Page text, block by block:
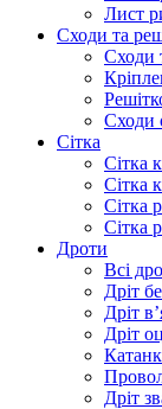
Лист
Сходи та
Сходи
Сходи
Сітка
Сітка
Сітка
Сітка
Сітка
Дроти
Всі
Дріт
Дріт
Дріт
Дріт